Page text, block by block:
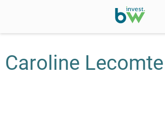
Caroline Lecomte